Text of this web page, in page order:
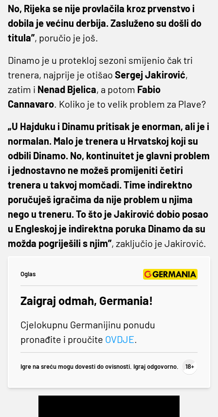
No, Rijeka se nije provlačila kroz prvenstvo i
dobila je većinu derbija. Zasluženo su došli do
titula”, poručio je još.
Dinamo je u protekloj sezoni smijenio čak tri
trenera, najprije je otišao Sergej Jakirović,
zatim i Nenad Bjelica, a potom Fabio
Cannavaro. Koliko je to velik problem za Plave?
„U Hajduku i Dinamu pritisak je enorman, ali je i
normalan. Malo je trenera u Hrvatskoj koji su
odbili Dinamo. No, kontinuitet je glavni problem
i jednostavno ne možeš promijeniti četiri
trenera u takvoj momčadi. Time indirektno
poručuješ igračima da nije problem u njima
nego u treneru. To što je Jakirović dobio posao
u Engleskoj je indirektna poruka Dinamo da su
možda pogriješili s njim”, zaključio je Jakirović.
Oglas
Zaigraj odmah, Germania!
Cjelokupnu Germanijinu ponudu
pronađite i proučite OVDJE.
Igre na sreću mogu dovesti do ovisnosti. Igraj odgovorno.